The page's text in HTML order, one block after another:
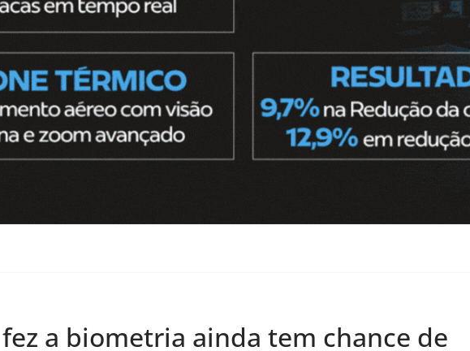
a biometria ainda tem chance de